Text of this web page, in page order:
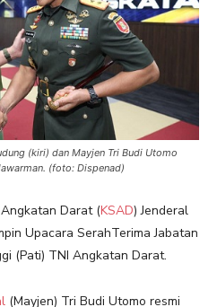
(kiri) dan Mayjen Tri Budi Utomo
(foto: Dispenad)
Darat (KSAD) Jenderal
Upacara SerahTerima Jabatan
(Pati) TNI Angkatan Darat.
(Mayjen) Tri Budi Utomo resmi